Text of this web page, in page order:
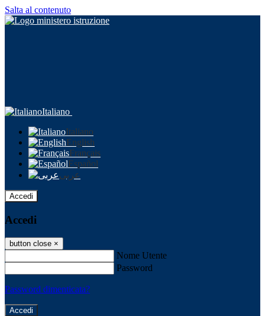
Salta al contenuto
Italiano
Italiano
English
Français
Español
عربى
Accedi
Accedi
button close ×
Nome Utente
Password
Password dimenticata?